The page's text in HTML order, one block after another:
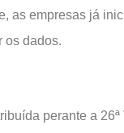
as empresas já
os dados.
perante a